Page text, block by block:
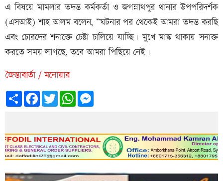
এ বিষয়ে মামলার তদন্ত কর্মকর্তা ও জগন্নাথপুর থানার উপপরিদর্শক
(এসআই) শাহ আলম বলেন, “ঘটনার পর থেকেই আমরা তদন্ত করছি
এবং চোরদের শনাক্তে চেষ্টা চালিয়ে যাচ্ছি। মুখে মাস্ক থাকায় সনাক্ত
করতে সময় লাগছে, তবে আমরা পিছিয়ে নেই।
জৈন্তাবার্তা / মনোয়ার
Share FacebookTwitterWhatsApp